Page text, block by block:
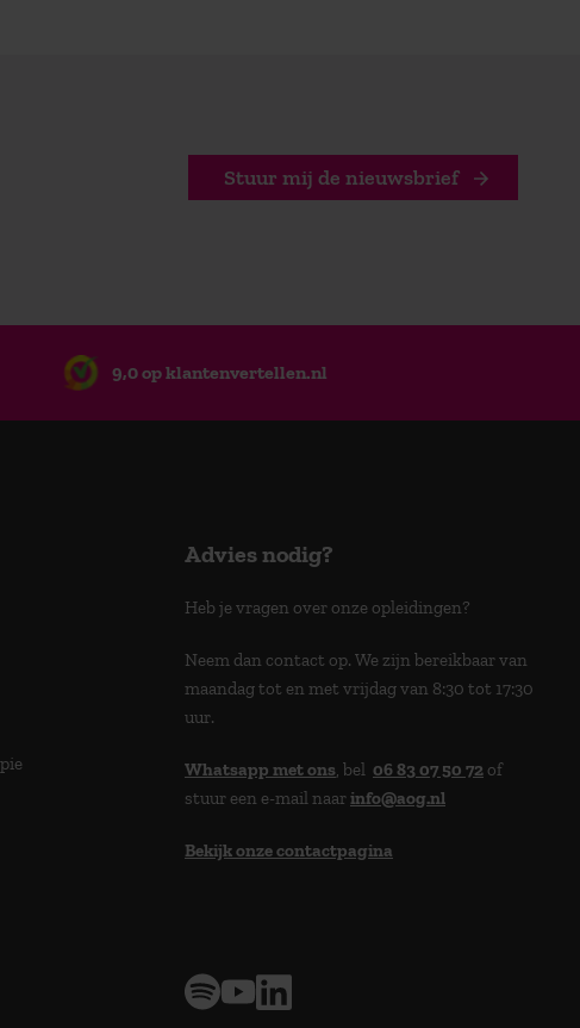
Stuur mij de nieuwsbrief
9,0 op klantenvertellen.nl
Advies nodig?
Heb je vragen over onze opleidingen?
Neem dan contact op. We zijn bereikbaar van
maandag tot en met vrijdag van 8:30 tot 17:30
uur.
Whatsapp met ons, bel 06 83 07 50 72 of
stuur een e-mail naarinfo@aog.nl
Bekijk onze contactpagina